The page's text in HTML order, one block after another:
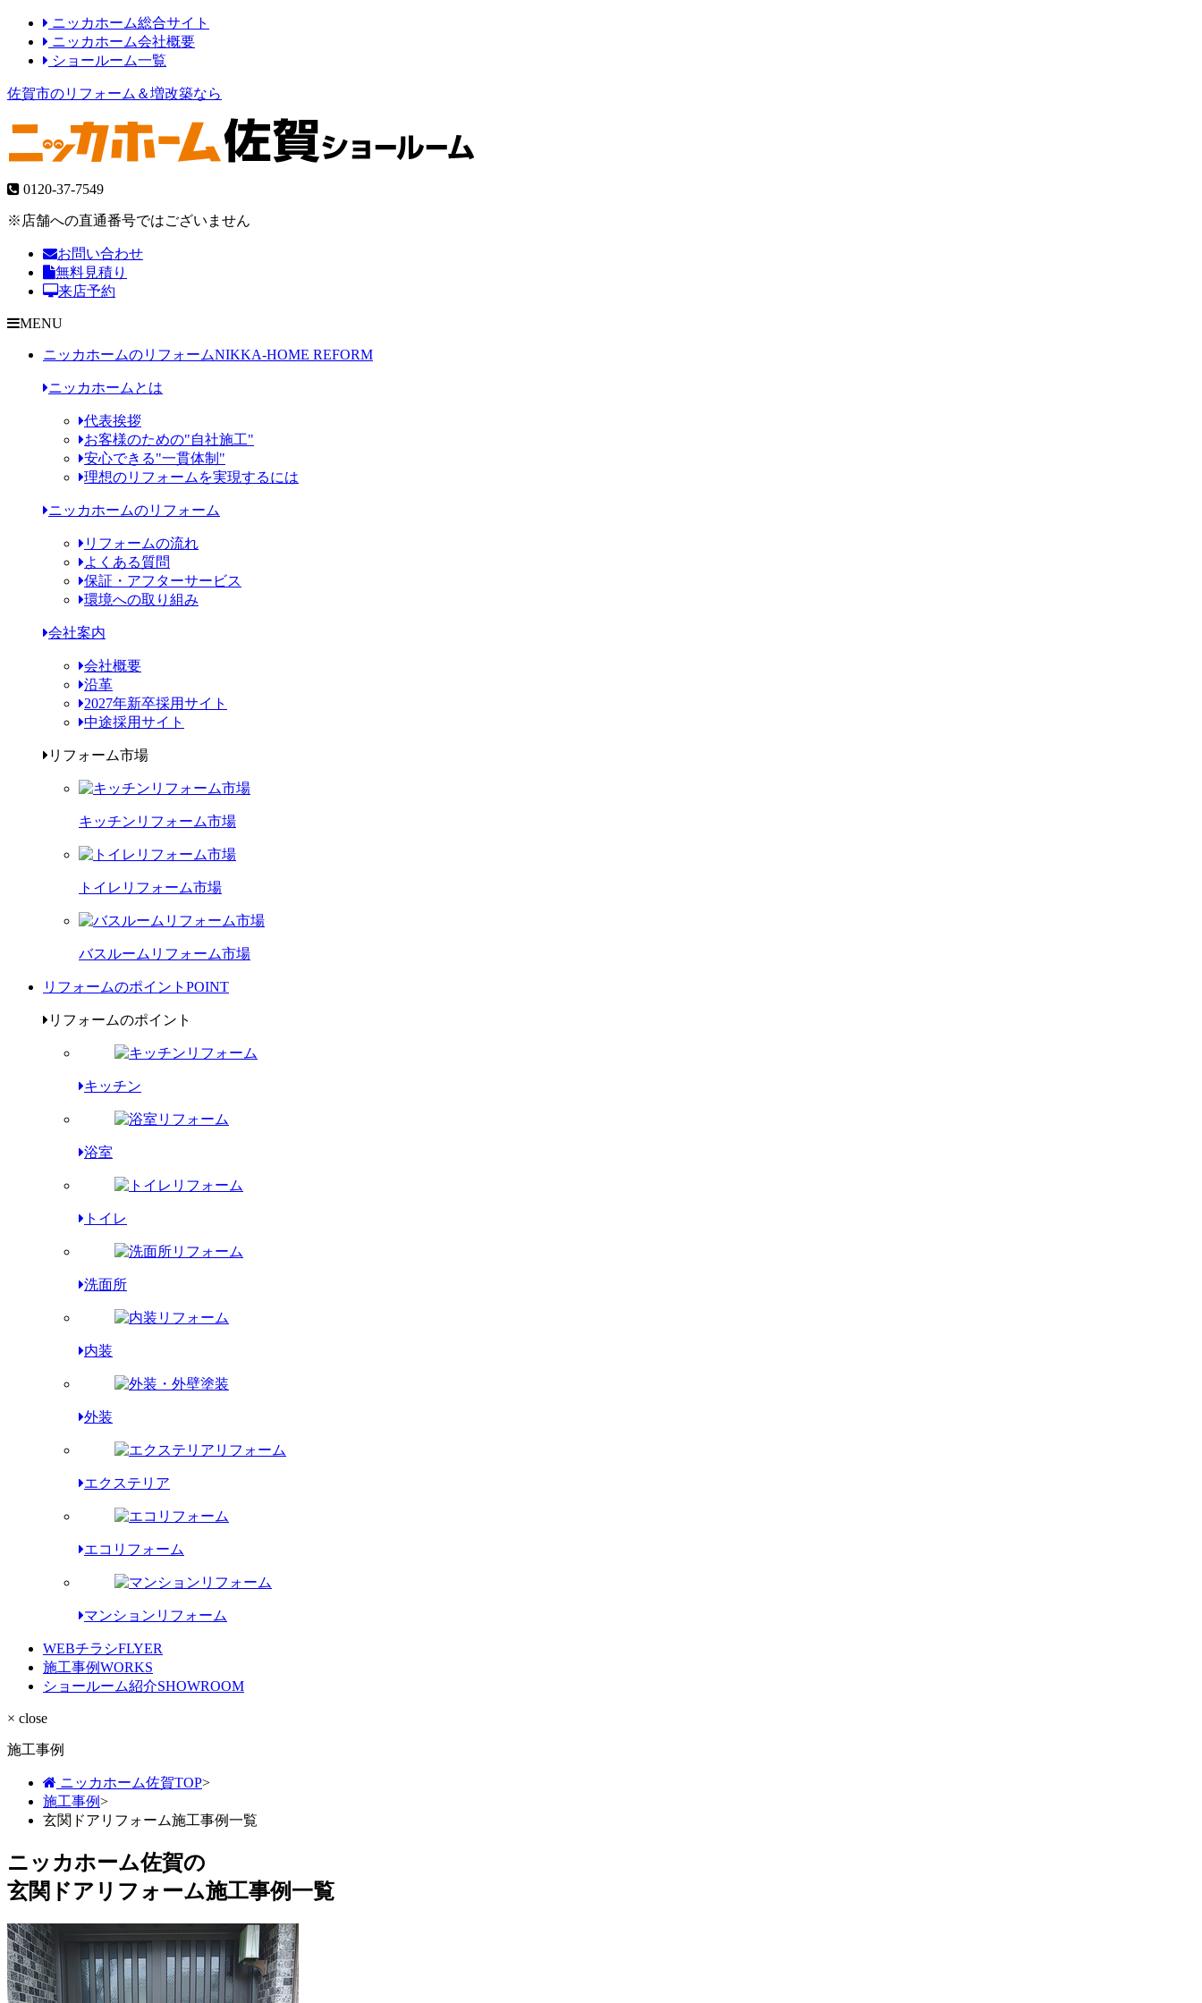
ニッカホーム総合サイト
ニッカホーム会社概要
ショールーム一覧
佐賀市のリフォーム＆増改築なら
0120-37-7549
※店舗への直通番号ではございません
お問い合わせ
無料見積り
来店予約
MENU
ニッカホームのリフォームNIKKA-HOME REFORM
ニッカホームとは
代表挨拶
お客様のための"自社施工"
安心できる"一貫体制"
理想のリフォームを実現するには
ニッカホームのリフォーム
リフォームの流れ
よくある質問
保証・アフターサービス
環境への取り組み
会社案内
会社概要
沿革
2027年新卒採用サイト
中途採用サイト
リフォーム市場
キッチンリフォーム市場
トイレリフォーム市場
バスルームリフォーム市場
リフォームのポイント POINT
リフォームのポイント
キッチン
浴室
トイレ
洗面所
内装
外装
エクステリア
エコリフォーム
マンションリフォーム
WEBチラシFLYER
施工事例WORKS
ショールーム紹介SHOWROOM
× close
施工事例
ニッカホーム佐賀TOP>
施工事例>
玄関ドアリフォーム施工事例一覧
ニッカホーム佐賀の
玄関ドアリフォーム施工事例一覧